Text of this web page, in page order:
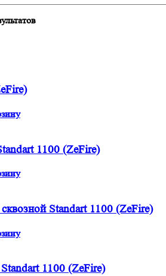
1100 (ZeFire)
Standart 1100 (ZeFire)
1100 (ZeFire)